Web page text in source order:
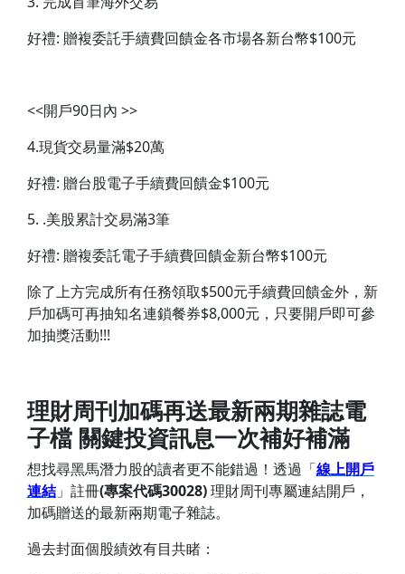
好禮: 贈複委託手續費回饋金各市場各新台幣$100元
<<開戶90日內 >>
4.現貨交易量滿$20萬
好禮: 贈台股電子手續費回饋金$100元
5. .美股累計交易滿3筆
好禮: 贈複委託電子手續費回饋金新台幣$100元
除了上方完成所有任務領取$500元手續費回饋金外，新
戶加碼可再抽知名連鎖餐券$8,000元，只要開戶即可參
加抽獎活動!!!
理財周刊加碼再送最新兩期雜誌電
子檔 關鍵投資訊息一次補好補滿
想找尋黑馬潛力股的讀者更不能錯過！透過「線上開戶
連結」註冊(專案代碼30028)理財周刊專屬連結開戶，
加碼贈送的最新兩期電子雜誌。
過去封面個股績效有目共睹：